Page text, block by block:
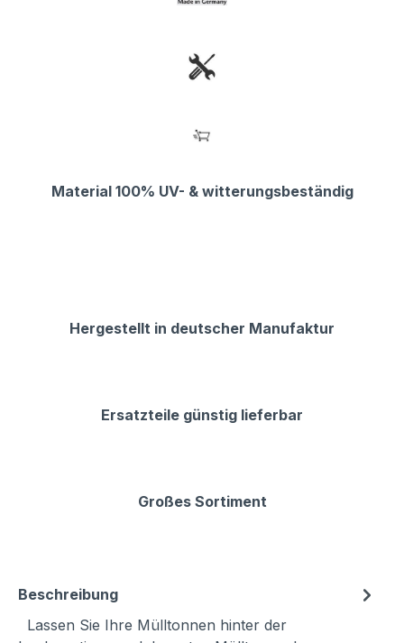
Material 100% UV- & witterungsbeständig
Hergestellt in deutscher Manufaktur
Ersatzteile günstig lieferbar
Großes Sortiment
Beschreibung
Lassen Sie Ihre Mülltonnen hinter der